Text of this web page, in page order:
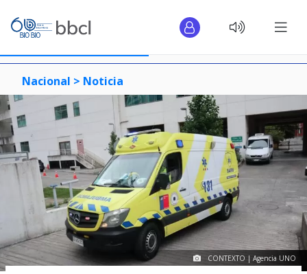
Nacional > Noticia
CONTEXTO | Agencia UNO